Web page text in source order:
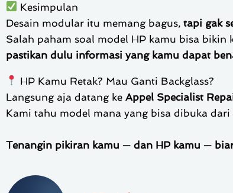
Kesimpulan
Desain modular itu memang bagus, tapi gak
Salah paham soal model HP kamu bisa
pastikan dulu informasi yang kamu dapat
HP Kamu Retak? Mau Ganti Backglass?
Langsung aja datang ke Appel Specialist
Kami tahu model mana yang bisa dibuka
Tenangin pikiran kamu — dan HP kamu —